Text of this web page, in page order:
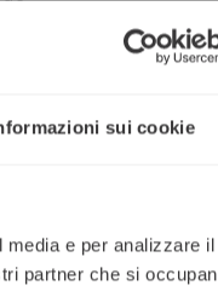
sui cookie
e per analizzare il
partner che si